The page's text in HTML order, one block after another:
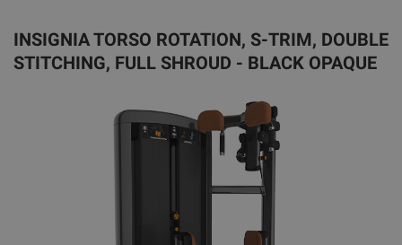
INSIGNIA TORSO ROTATION, S-TRIM, DOUBLE
STITCHING, FULL SHROUD - BLACK OPAQUE